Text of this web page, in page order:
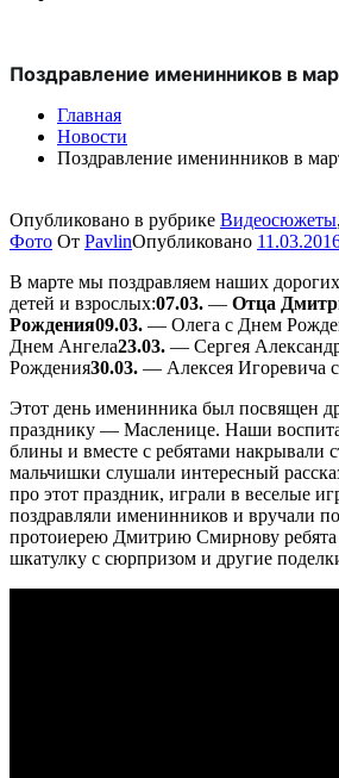
Поздравление именинников в
Главная
Новости
Поздравление именинников в
Опубликовано в рубрике Видеосюжеты,
Фото От PavlinОпубликовано
В марте мы поздравляем наших
детей и взрослых:07.03. — Отца
Рождения09.03. — Олега с Днем
Днем Ангела23.03. — Сергея
Рождения30.03. — Алексея Игоревича
Этот день именинника был посвящен
празднику — Масленице. Наши
блины и вместе с ребятами накрывали
мальчишки слушали интересный
про этот праздник, играли в веселые
поздравляли именинников и вручали
протоиерею Дмитрию Смирнову ребята
шкатулку с сюрпризом и другие